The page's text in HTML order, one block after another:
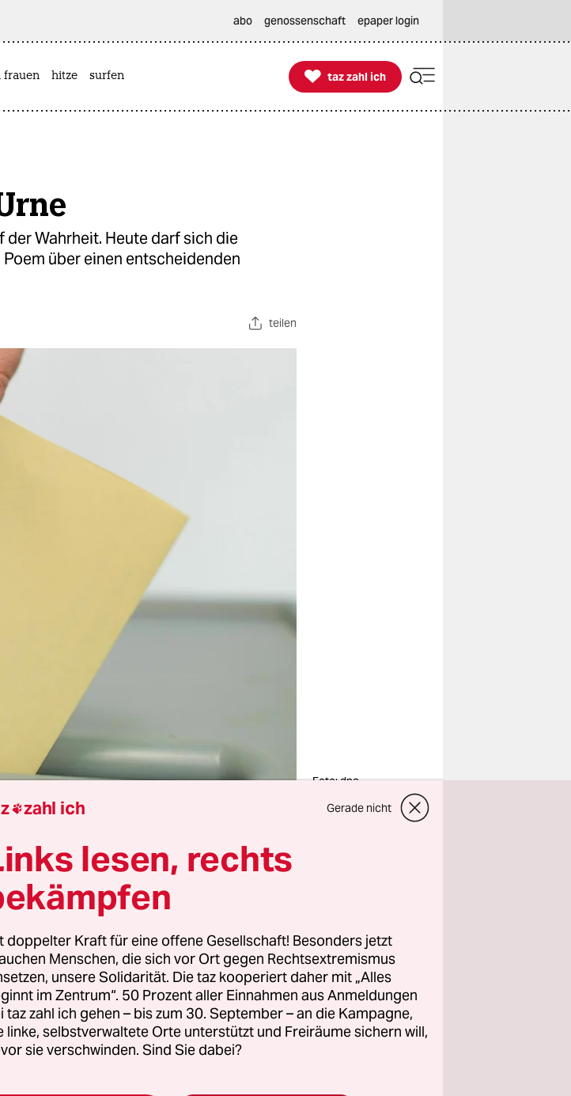
abo genossenschaft epaper login
frauen hitze surfen 
taz zahl ich
taz zahl ich
Wahrheit. Heute darf sich die
über einen entscheidenden
teilen
Foto: dpa
–
zahl ich Gerade nicht
lesen, rechts
doppelter Kraft für eine offene Gesellschaft! Besonders jetzt
Menschen, die sich vor Ort gegen Rechtsextremismus
unsere Solidarität. Die taz kooperiert daher mit „Alles
im Zentrum“. 50 Prozent aller Einnahmen aus Anmeldungen
taz zahl ich gehen – bis zum 30. September – an die Kampagne,
linke, selbstverwaltete Orte unterstützt und Freiräume sichern will,
sie verschwinden. Sind Sie dabei?